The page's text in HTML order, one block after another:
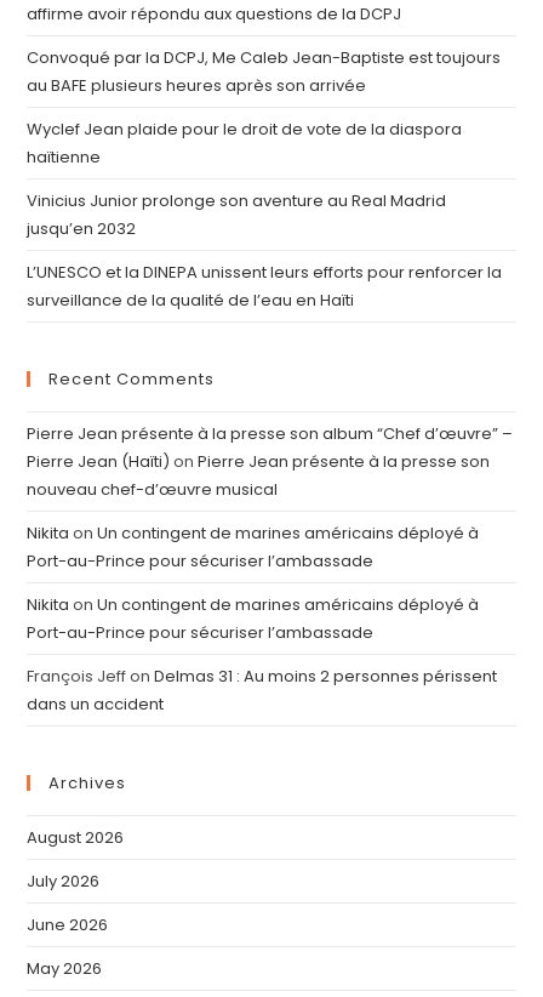
affirme avoir répondu aux questions de la DCPJ
Convoqué par la DCPJ, Me Caleb Jean-Baptiste est toujours
au BAFE plusieurs heures après son arrivée
Wyclef Jean plaide pour le droit de vote de la diaspora
haïtienne
Vinicius Junior prolonge son aventure au Real Madrid
jusqu’en 2032
L’UNESCO et la DINEPA unissent leurs efforts pour renforcer la
surveillance de la qualité de l’eau en Haïti
Recent Comments
Pierre Jean présente à la presse son album “Chef d’œuvre” –
Pierre Jean (Haïti) onPierre Jean présente à la presse son
nouveau chef-d’œuvre musical
Nikita onUn contingent de marines américains déployé à
Port-au-Prince pour sécuriser l’ambassade
Nikita onUn contingent de marines américains déployé à
Port-au-Prince pour sécuriser l’ambassade
François JeffonDelmas 31 : Au moins 2 personnes périssent
dans un accident
Archives
August 2026
July 2026
June 2026
May 2026